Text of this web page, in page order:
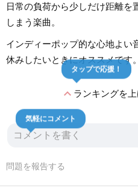
日常の負荷から少しだけ距離を
しまう楽曲。
インディーポップ的な心地よい
休みしたいときにオススメです。
expand_lessランキングを上
タップで応援！
気軽にコメント
問題を報告する